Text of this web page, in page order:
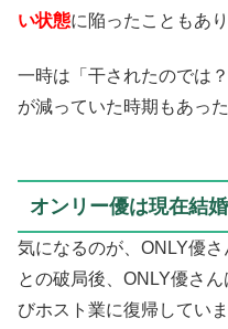
い状態に陥ったこともあり
一時は「干されたのでは
が減っていた時期もあった
オンリー優は現在結
気になるのが、ONLY優
との破局後、ONLY優さ
びホスト業に復帰していま